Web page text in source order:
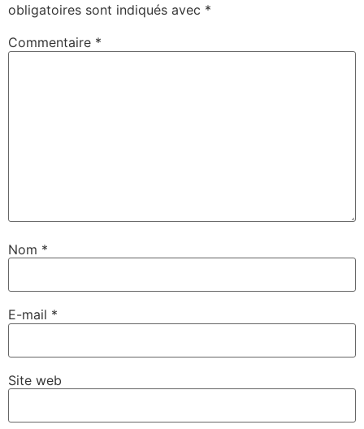
obligatoires sont indiqués avec *
Commentaire *
Nom *
E-mail *
Site web